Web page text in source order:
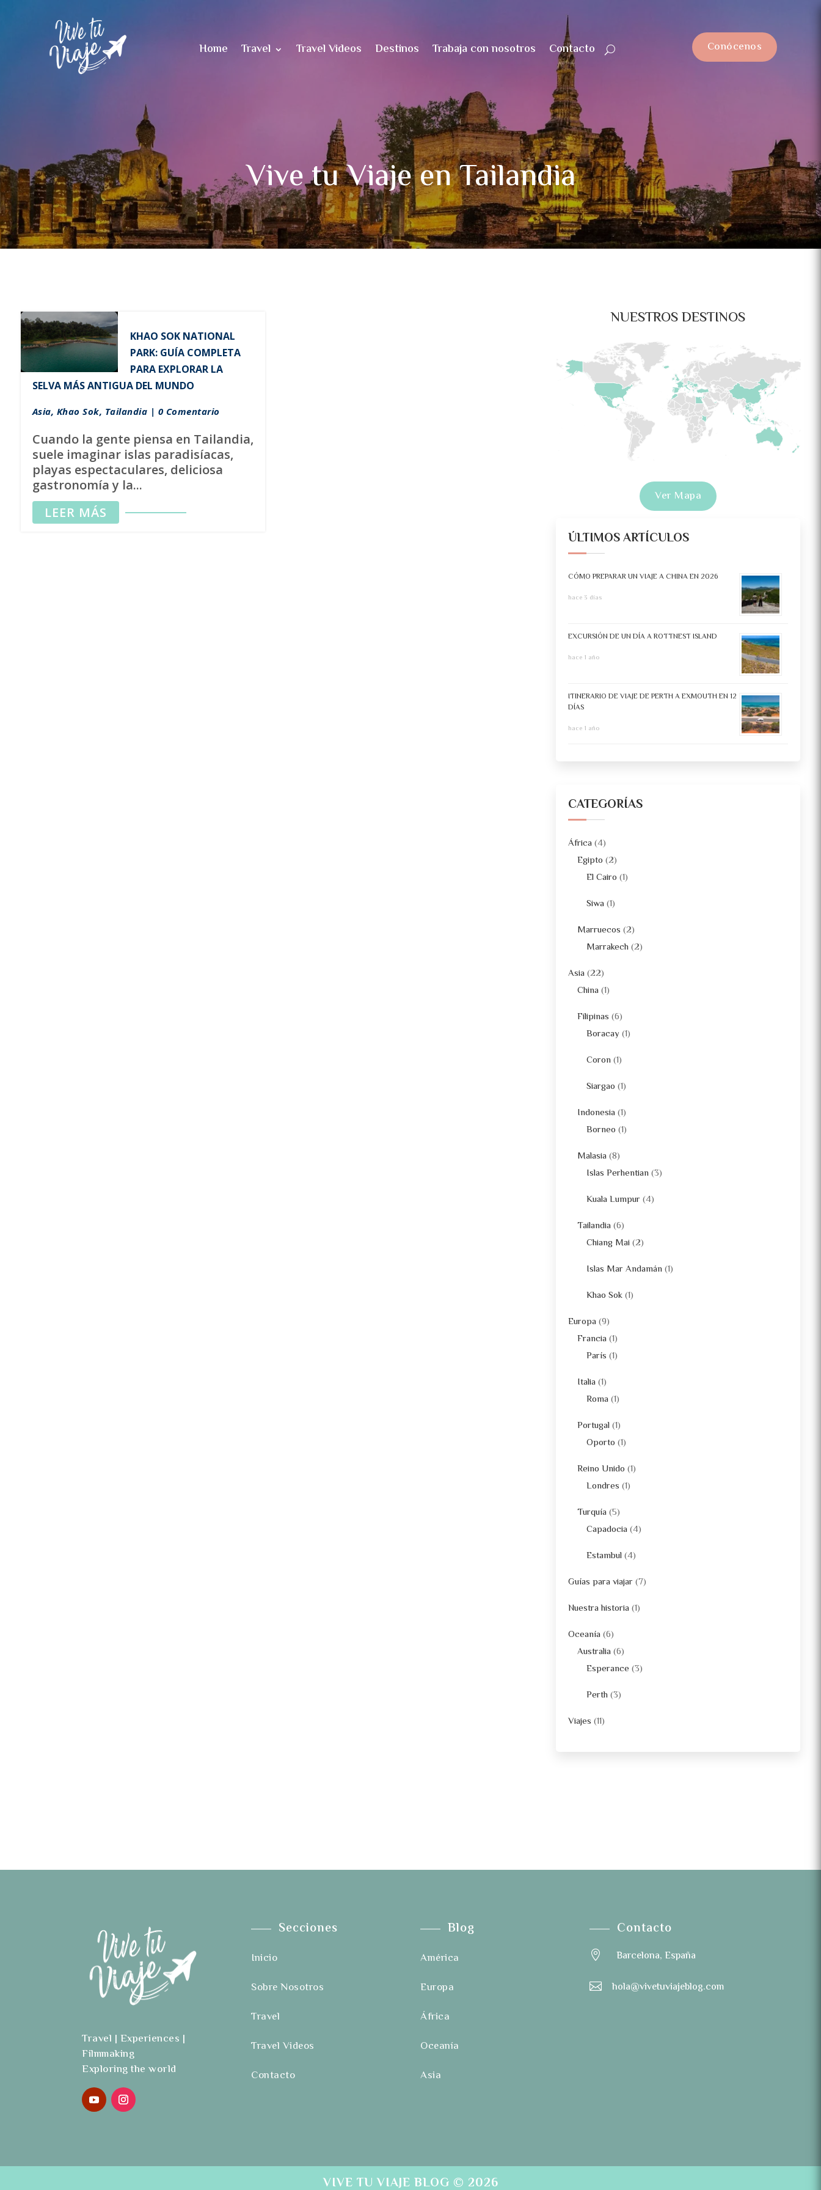
Home Travel Travel Videos Destinos Trabaja con nosotros Contacto Conócenos
Vive tu Viaje en Tailandia
KHAO SOK NATIONAL
PARK: GUÍA COMPLETA
PARA EXPLORAR LA
SELVA MÁS ANTIGUA DEL MUNDO
Asia, Khao Sok, Tailandia | 0 Comentario
Cuando la gente piensa en Tailandia,
suele imaginar islas paradisíacas,
playas espectaculares, deliciosa
gastronomía y la...
LEER MÁS
NUESTROS DESTINOS
Ver Mapa
ÚLTIMOS ARTÍCULOS
CÓMO PREPARAR UN VIAJE A CHINA EN 2026
hace 3 días
EXCURSIÓN DE UN DÍA A ROTTNEST ISLAND
hace 1 año
ITINERARIO DE VIAJE DE PERTH A EXMOUTH EN 12
DÍAS
hace 1 año
CATEGORÍAS
África (4)
Egipto (2)
El Cairo (1)
Siwa (1)
Marruecos (2)
Marrakech (2)
Asia (22)
China (1)
Filipinas (6)
Boracay (1)
Coron (1)
Siargao (1)
Indonesia (1)
Borneo (1)
Malasia (8)
Islas Perhentian (3)
Kuala Lumpur(4)
Tailandia (6)
Chiang Mai (2)
Islas Mar Andamán (1)
Khao Sok(1)
Europa (9)
Francia (1)
París (1)
Italia (1)
Roma (1)
Portugal(1)
Oporto (1)
Reino Unido (1)
Londres (1)
Turquía (5)
Capadocia (4)
Estambul(4)
Guías para viajar(7)
Nuestra historia (1)
Oceanía (6)
Australia (6)
Esperance (3)
Perth (3)
Viajes (11)
Travel | Experiences |
Filmmaking
Exploring the world
Secciones
Inicio
Sobre Nosotros
Travel
Travel Videos
Contacto
Blog
América
Europa
África
Oceanía
Asia
Contacto
 Barcelona, España
 hola@vivetuviajeblog.com
VIVE TU VIAJE BLOG © 2026